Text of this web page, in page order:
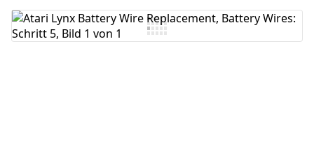
Kommentar hinzufügen